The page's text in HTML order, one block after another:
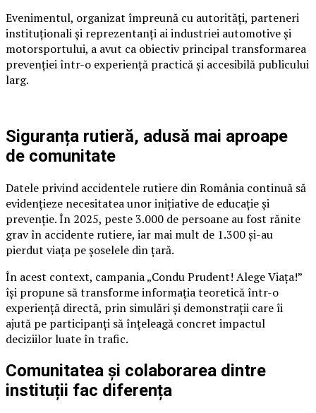
Evenimentul, organizat împreună cu autorități, parteneri
instituționali și reprezentanți ai industriei automotive și
motorsportului, a avut ca obiectiv principal transformarea
prevenției într-o experiență practică și accesibilă publicului
larg.
Siguranța rutieră, adusă mai aproape
de comunitate
Datele privind accidentele rutiere din România continuă să
evidențieze necesitatea unor inițiative de educație și
prevenție. În 2025, peste 3.000 de persoane au fost rănite
grav în accidente rutiere, iar mai mult de 1.300 și-au
pierdut viața pe șoselele din țară.
În acest context, campania „Condu Prudent! Alege Viața!”
își propune să transforme informația teoretică într-o
experiență directă, prin simulări și demonstrații care îi
ajută pe participanți să înțeleagă concret impactul
deciziilor luate în trafic.
Comunitatea și colaborarea dintre
instituții fac diferența